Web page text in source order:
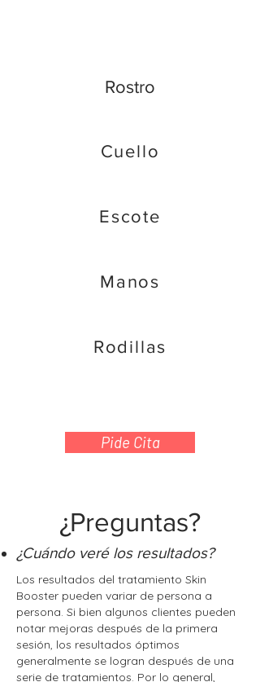
Rostro
Cuello
Escote
Manos
Rodillas
Pide Cita
¿Preguntas?
¿Cuándo veré los resultados?
Los resultados del tratamiento Skin
Booster pueden variar de persona a
persona. Si bien algunos clientes pueden
notar mejoras después de la primera
sesión, los resultados óptimos
generalmente se logran después de una
serie de tratamientos. Por lo general,